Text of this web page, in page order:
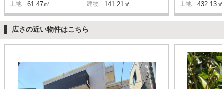
土地 61.47㎡ 建物 141.21㎡ 土地 432.13㎡
広さの近い物件はこちら